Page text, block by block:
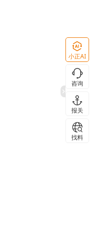
小正AI
咨询
报关
找料